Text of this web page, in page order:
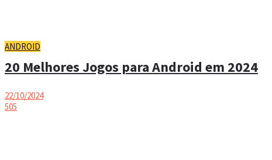
ANDROID
20 Melhores Jogos para Android em 2024
22/10/2024
505